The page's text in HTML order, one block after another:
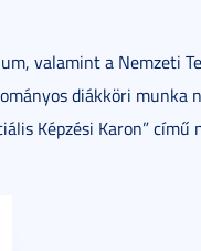
valamint a Nemzeti
diákköri munka
Képzési Karon”